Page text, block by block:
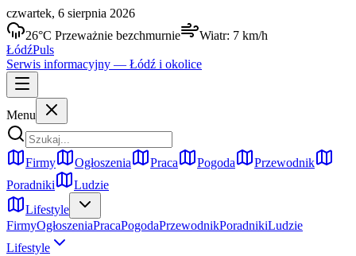
czwartek, 6 sierpnia 2026
26°C Przeważnie bezchmurnie Wiatr: 7 km/h
ŁódźPuls
Serwis informacyjny — Łódź i okolice
Menu
Firmy Ogłoszenia Praca Pogoda
Przewodnik
Poradniki
Ludzie
Lifestyle
FirmyOgłoszeniaPracaPogodaPrzewodnikPoradnikiLudzie
Lifestyle